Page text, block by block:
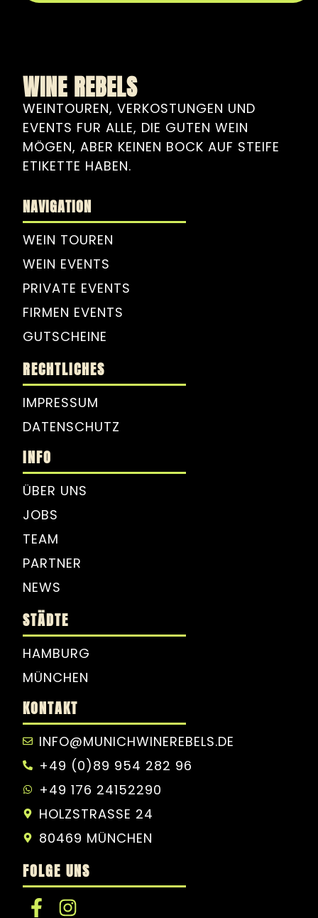
WINE REBELS
WEINTOUREN, VERKOSTUNGEN UND
EVENTS FUR ALLE, DIE GUTEN WEIN
MÖGEN, ABER KEINEN BOCK AUF STEIFE
ETIKETTE HABEN.
NAVIGATION
WEIN TOUREN
WEIN EVENTS
PRIVATE EVENTS
FIRMEN EVENTS
GUTSCHEINE
RECHTLICHES
IMPRESSUM
DATENSCHUTZ
INFO
ÜBER UNS
JOBS
TEAM
PARTNER
NEWS
STÄDTE
HAMBURG
MÜNCHEN
KONTAKT
INFO@MUNICHWINEREBELS.DE
+49 (0)89 954 282 96
+49 176 24152290
HOLZSTRASSE 24
80469 MÜNCHEN
FOLGE UNS